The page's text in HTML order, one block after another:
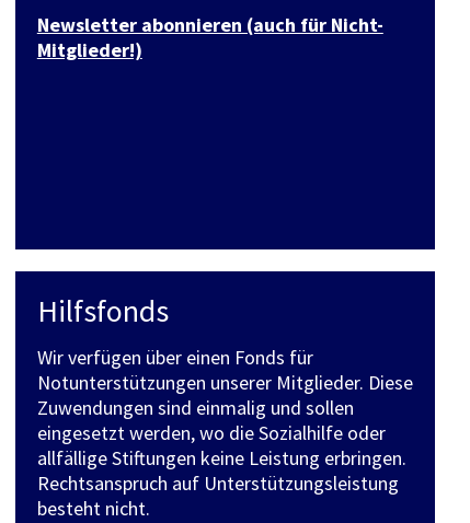
Newsletter abonnieren (auch für Nicht-
Mitglieder!)
Hilfsfonds
Wir verfügen über einen Fonds für
Notunterstützungen unserer Mitglieder. Diese
Zuwendungen sind einmalig und sollen
eingesetzt werden, wo die Sozialhilfe oder
allfällige Stiftungen keine Leistung erbringen.
Rechtsanspruch auf Unterstützungsleistung
besteht nicht.